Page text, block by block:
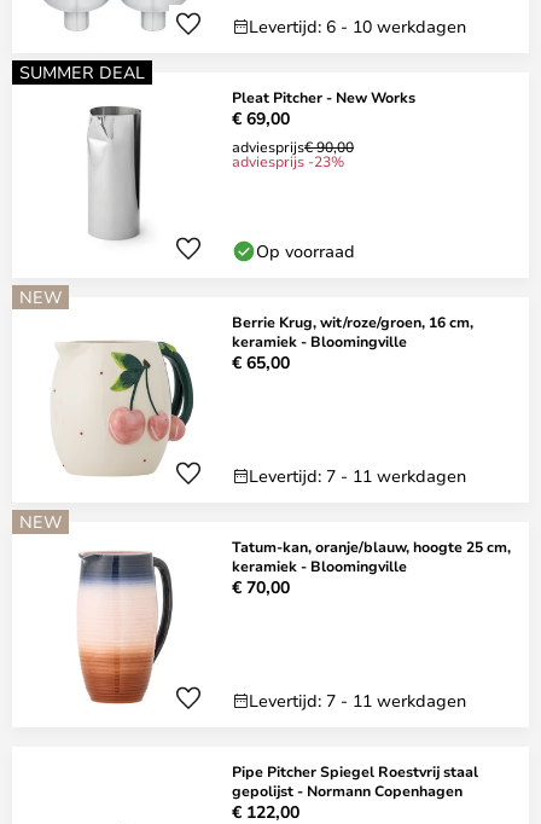
Levertijd: 6 - 10 werkdagen
SUMMER DEAL
Pleat Pitcher - New Works
€ 69,00
adviesprijs€ 90,00
adviesprijs -23%
Op voorraad
NEW
Berrie Krug, wit/roze/groen, 16 cm,
keramiek - Bloomingville
€ 65,00
Levertijd: 7 - 11 werkdagen
NEW
Tatum-kan, oranje/blauw, hoogte 25 cm,
keramiek - Bloomingville
€ 70,00
Levertijd: 7 - 11 werkdagen
Pipe Pitcher Spiegel Roestvrij staal
gepolijst - Normann Copenhagen
€ 122,00